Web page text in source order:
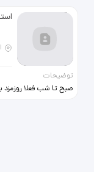
توضیحات
صبح تا شب فعلا